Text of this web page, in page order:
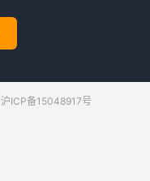
沪ICP备15048917号